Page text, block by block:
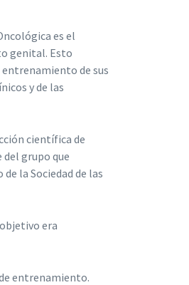
es el
genital. Esto
de sus
y de las
científica de
grupo que
la Sociedad de las
era
entrenamiento.